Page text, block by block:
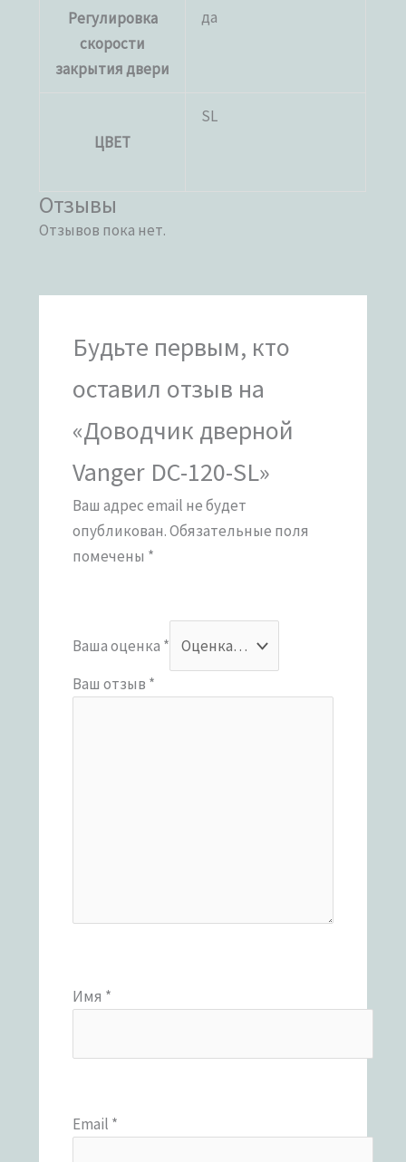
Регулировка
скорости
закрытия двери
да
ЦВЕТ
SL
Отзывы
Отзывов пока нет.
Будьте первым, кто
оставил отзыв на
«Доводчик дверной
Vanger DC-120-SL»
Ваш адрес email не будет
опубликован.Обязательные поля
помечены *
Ваша оценка *
Ваш отзыв *
Имя *
Email *